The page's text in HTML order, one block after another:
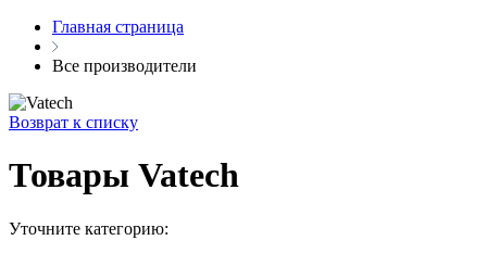
Главная страница
Все производители
Возврат к списку
Товары Vatech
Уточните категорию: